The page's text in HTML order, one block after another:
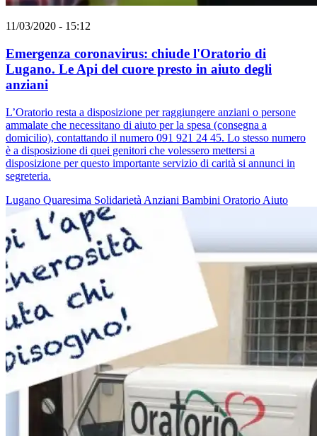
11/03/2020 - 15:12
Emergenza coronavirus: chiude l'Oratorio di
Lugano. Le Api del cuore presto in aiuto degli
anziani
L’Oratorio resta a disposizione per raggiungere anziani o persone
ammalate che necessitano di aiuto per la spesa (consegna a
domicilio), contattando il numero 091 921 24 45. Lo stesso numero
è a disposizione di quei genitori che volessero mettersi a
disposizione per questo importante servizio di carità si annunci in
segreteria.
Lugano Quaresima Solidarietà Anziani Bambini Oratorio Aiuto